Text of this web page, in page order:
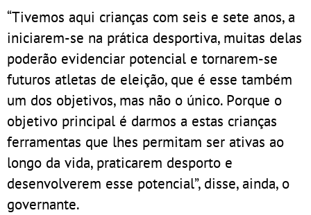
“Tivemos aqui crianças com seis e sete anos, a
iniciarem-se na prática desportiva, muitas delas
poderão evidenciar potencial e tornarem-se
futuros atletas de eleição, que é esse também
um dos objetivos, mas não o único. Porque o
objetivo principal é darmos a estas crianças
ferramentas que lhes permitam ser ativas ao
longo da vida, praticarem desporto e
desenvolverem esse potencial”, disse, ainda, o
governante.